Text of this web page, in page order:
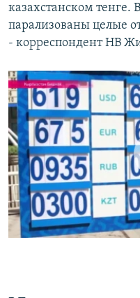
казахстанском тенге.
парализованы целые
- корреспондент НВ
No media